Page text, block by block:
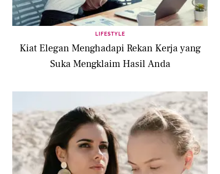
LIFESTYLE
Kiat Elegan Menghadapi Rekan Kerja yang
Suka Mengklaim Hasil Anda